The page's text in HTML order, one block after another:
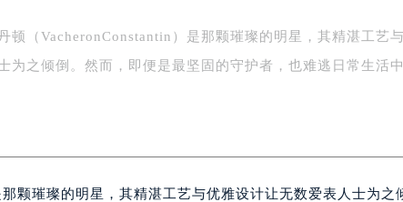
顿（VacheronConstantin）是那颗璀璨的明星，其精湛工艺
为之倾倒。然而，即便是最坚固的守护者，也难逃日常生活
颗璀璨的明星，其精湛工艺与优雅设计让无数爱表人士为之